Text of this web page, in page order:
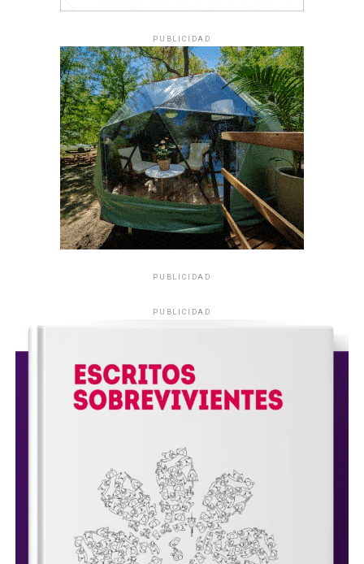
PUBLICIDAD
PUBLICIDAD
PUBLICIDAD